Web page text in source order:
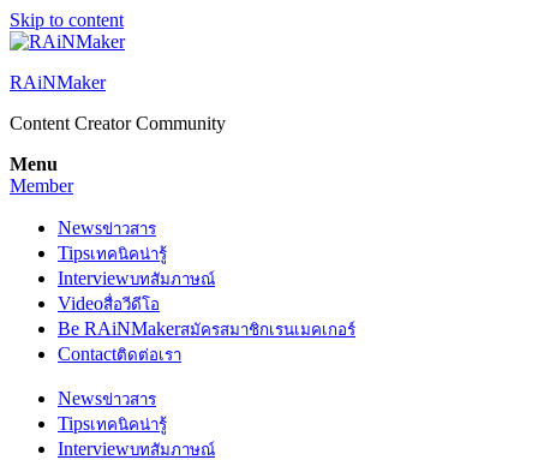
Skip to content
RAiNMaker
Content Creator Community
Menu
Member
Newsข่าวสาร
Tipsเทคนิคน่ารู้
Interviewบทสัมภาษณ์
Videoสื่อวีดีโอ
Be RAiNMakerสมัครสมาชิกเรนเมคเกอร์
Contactติดต่อเรา
Newsข่าวสาร
Tipsเทคนิคน่ารู้
Interviewบทสัมภาษณ์